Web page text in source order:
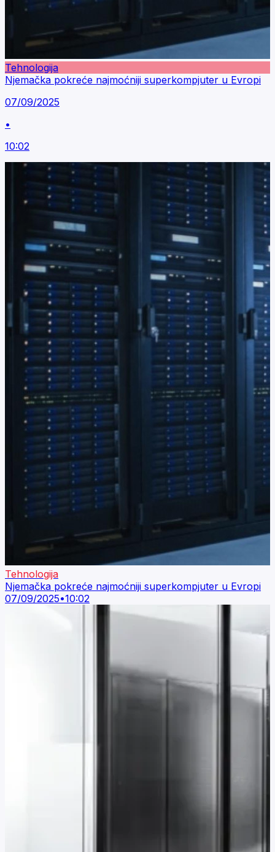
Tehnologija
Njemačka pokreće najmoćniji superkompjuter u Evropi
07/09/2025
•
10:02
Tehnologija
Njemačka pokreće najmoćniji superkompjuter u Evropi
07/09/2025•10:02